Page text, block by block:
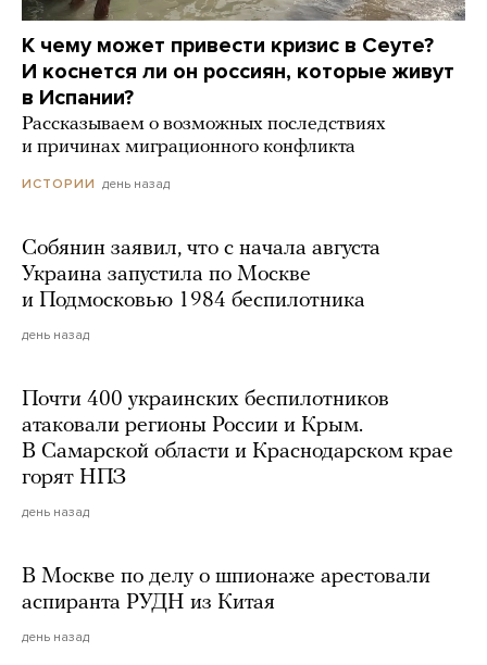
К чему может привести кризис в Сеуте?
И коснется ли он россиян, которые живут
в Испании?
Рассказываем о возможных последствиях
и причинах миграционного конфликта
ИСТОРИИ день назад
Собянин заявил, что с начала августа
Украина запустила по Москве
и Подмосковью 1984 беспилотника
день назад
Почти 400 украинских беспилотников
атаковали регионы России и Крым.
В Самарской области и Краснодарском крае
горят НПЗ
день назад
В Москве по делу о шпионаже арестовали
аспиранта РУДН из Китая
день назад